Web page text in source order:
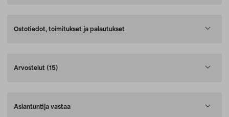
Ostotiedot, toimitukset ja palautukset
Arvostelut (15)
Asiantuntija vastaa